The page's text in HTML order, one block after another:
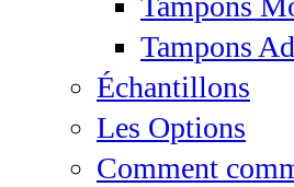
Tampons
Échantillons
Les Options
Comment